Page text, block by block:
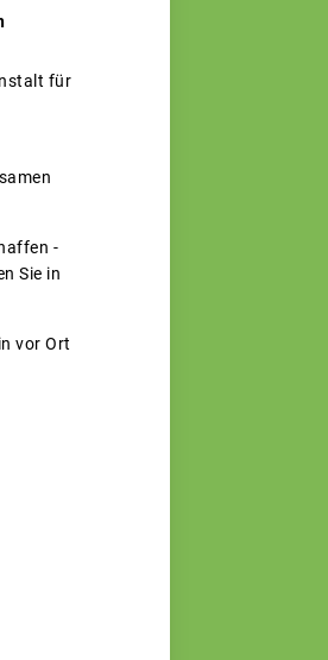
für
-
Sie in
vor Ort